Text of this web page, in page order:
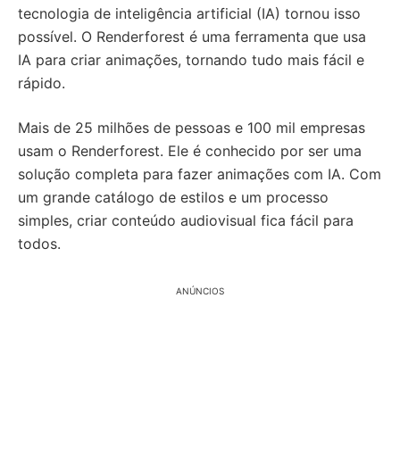
tecnologia de inteligência artificial (IA) tornou isso
possível. O Renderforest é uma ferramenta que usa
IA para criar animações, tornando tudo mais fácil e
rápido.
Mais de 25 milhões de pessoas e 100 mil empresas
usam o Renderforest. Ele é conhecido por ser uma
solução completa para fazer animações com IA. Com
um grande catálogo de estilos e um processo
simples, criar conteúdo audiovisual fica fácil para
todos.
ANÚNCIOS